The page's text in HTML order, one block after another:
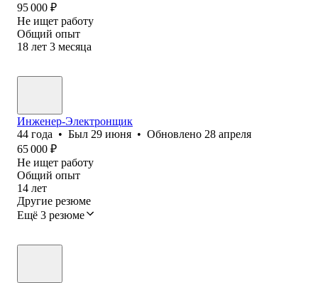
95 000 ₽
Не ищет работу
Общий опыт
18 лет 3 месяца
Инженер-Электронщик
44 года • Был 29 июня • Обновлено 28 апреля
65 000 ₽
Не ищет работу
Общий опыт
14 лет
Другие резюме
Ещё 3 резюме